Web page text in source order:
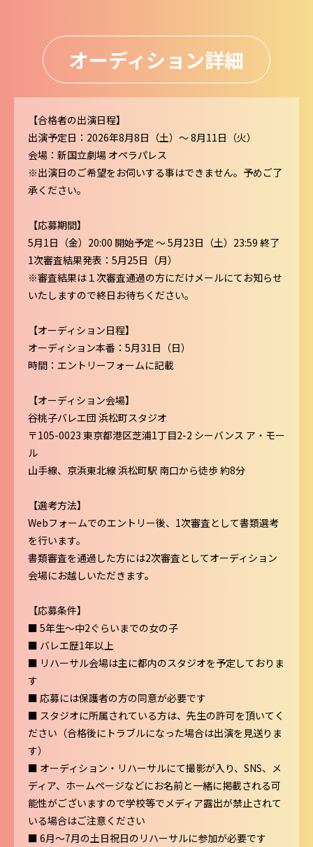
オーディション詳細
【合格者の出演日程】
出演予定日：2026年8月8日（土）〜 8月11日（火）
会場：新国立劇場 オペラパレス
※出演日のご希望をお伺いする事はできません。予めご了
承ください。
【応募期間】
5月1日（金）20:00 開始予定 〜 5月23日（土）23:59 終了
1次審査結果発表：5月25日（月）
※審査結果は１次審査通過の方にだけメールにてお知らせ
いたしますので終日お待ちください。
【オーディション日程】
オーディション本番：5月31日（日）
時間：エントリーフォームに記載
【オーディション会場】
谷桃子バレエ団 浜松町スタジオ
〒105-0023 東京都港区芝浦1丁目2-2 シーバンス ア・モー
ル
山手線、京浜東北線 浜松町駅 南口から徒歩 約8分
【選考方法】
Webフォームでのエントリー後、1次審査として書類選考
を行います。
書類審査を通過した方には2次審査としてオーディション
会場にお越しいただきます。
【応募条件】
■ 5年生〜中2ぐらいまでの女の子
■ バレエ歴1年以上
■ リハーサル会場は主に都内のスタジオを予定しておりま
す
■ 応募には保護者の方の同意が必要です
■ スタジオに所属されている方は、先生の許可を頂いてく
ださい（合格後にトラブルになった場合は出演を見送りま
す）
■ オーディション・リハーサルにて撮影が入り、SNS、メ
ディア、ホームページなどにお名前と一緒に掲載される可
能性がございますので学校等でメディア露出が禁止されて
いる場合はご注意ください
■ 6月〜7月の土日祝日のリハーサルに参加が必要です